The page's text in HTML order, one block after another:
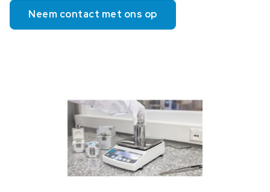
Neem contact met ons op